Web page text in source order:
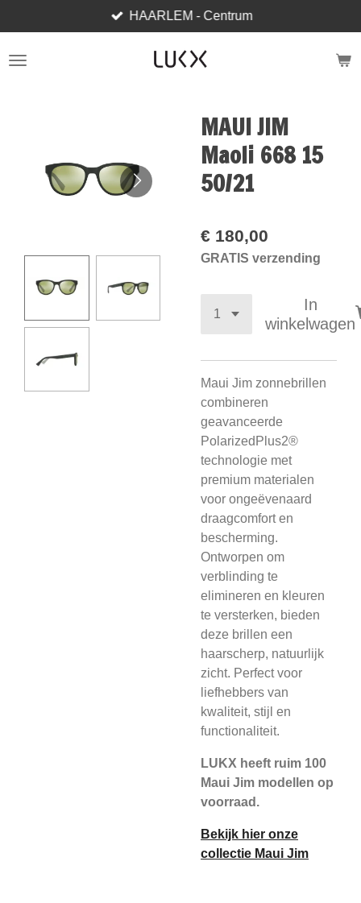
direct
naar
HAARLEM - Centrum
MAUI JIM
Maoli 668 15
50/21
€ 180,00
GRATIS verzending
In
winkelwagen
Maui Jim zonnebrillen
combineren
geavanceerde
PolarizedPlus2®
technologie met
premium materialen
voor ongeëvenaard
draagcomfort en
bescherming.
Ontworpen om
verblinding te
elimineren en kleuren
te versterken, bieden
deze brillen een
haarscherp, natuurlijk
zicht. Perfect voor
liefhebbers van
kwaliteit, stijl en
functionaliteit.
LUKX heeft ruim 100
Maui Jim modellen op
voorraad.
Bekijk hier onze
collectie Maui Jim